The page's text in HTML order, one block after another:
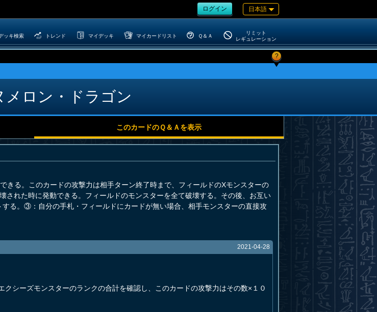
ログイン 日本語
ッキ検索 トレンド マイデッキ マイカードリスト Ｑ＆Ａ
リミット
レギュレーション
?
メロン・ドラゴン
このカードのＱ＆Ａを表示
る。このカードの攻撃力は相手ターン終了時まで、フィールドのXモンスターの
れた時に発動できる。フィールドのモンスターを全て破壊する。その後、お互い
る。③：自分の手札・フィールドにカードが無い場合、相手モンスターの直接攻
2021-04-28
シーズモンスターのランクの合計を確認し、このカードの攻撃力はその数×１０